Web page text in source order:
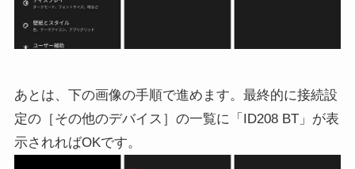
あとは、下の画像の手順で進めます。最終的に接続設
定の［その他のデバイス］の一覧に「ID208 BT」が表
示されればOKです。